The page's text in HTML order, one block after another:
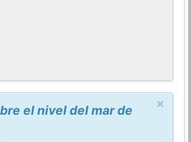
×
el nivel del mar de